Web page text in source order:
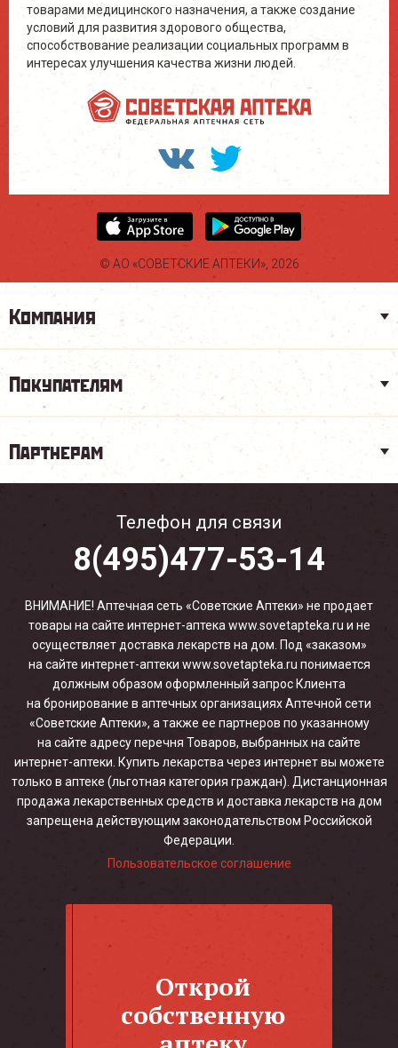
товарами медицинского назначения, а также создание
условий для развития здорового общества,
способствование реализации социальных программ в
интересах улучшения качества жизни людей.
© АО «СОВЕТСКИЕ АПТЕКИ», 2026
Компания
Покупателям
Партнерам
Телефон для связи
8(495)477-53-14
ВНИМАНИЕ! Аптечная сеть «Советские Аптеки» не продает
товары на сайте интернет-аптека www.sovetapteka.ru и не
осуществляет доставка лекарств на дом. Под «заказом»
на сайте интернет-аптеки www.sovetapteka.ru понимается
должным образом оформленный запрос Клиента
на бронирование в аптечных организациях Аптечной сети
«Советские Аптеки», а также ее партнеров по указанному
на сайте адресу перечня Товаров, выбранных на сайте
интернет-аптеки. Купить лекарства через интернет вы можете
только в аптеке (льготная категория граждан). Дистанционная
продажа лекарственных средств и доставка лекарств на дом
запрещена действующим законодательством Российской
Федерации.
Пользовательское соглашение
Открой
собственную